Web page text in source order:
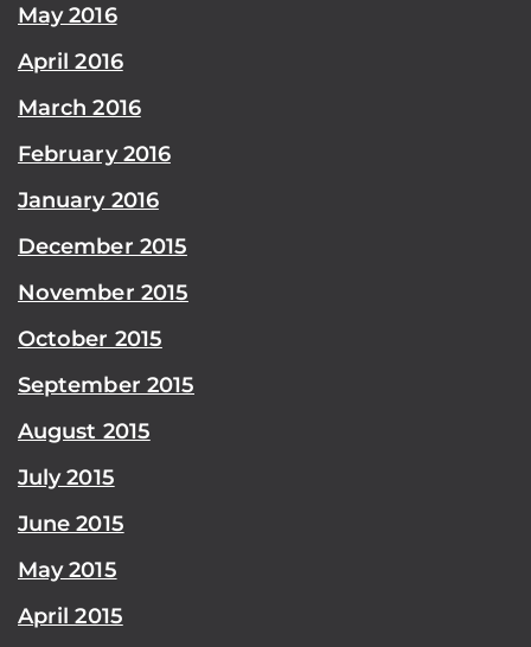
May 2016
April 2016
March 2016
February 2016
January 2016
December 2015
November 2015
October 2015
September 2015
August 2015
July 2015
June 2015
May 2015
April 2015